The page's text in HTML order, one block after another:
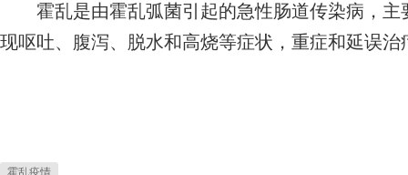
霍乱是由霍乱弧菌引起的急性肠道传染病，主
现呕吐、腹泻、脱水和高烧等症状，重症和延误治
霍乱疫情